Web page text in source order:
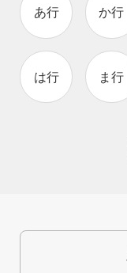
あ行 か行
は行 ま行